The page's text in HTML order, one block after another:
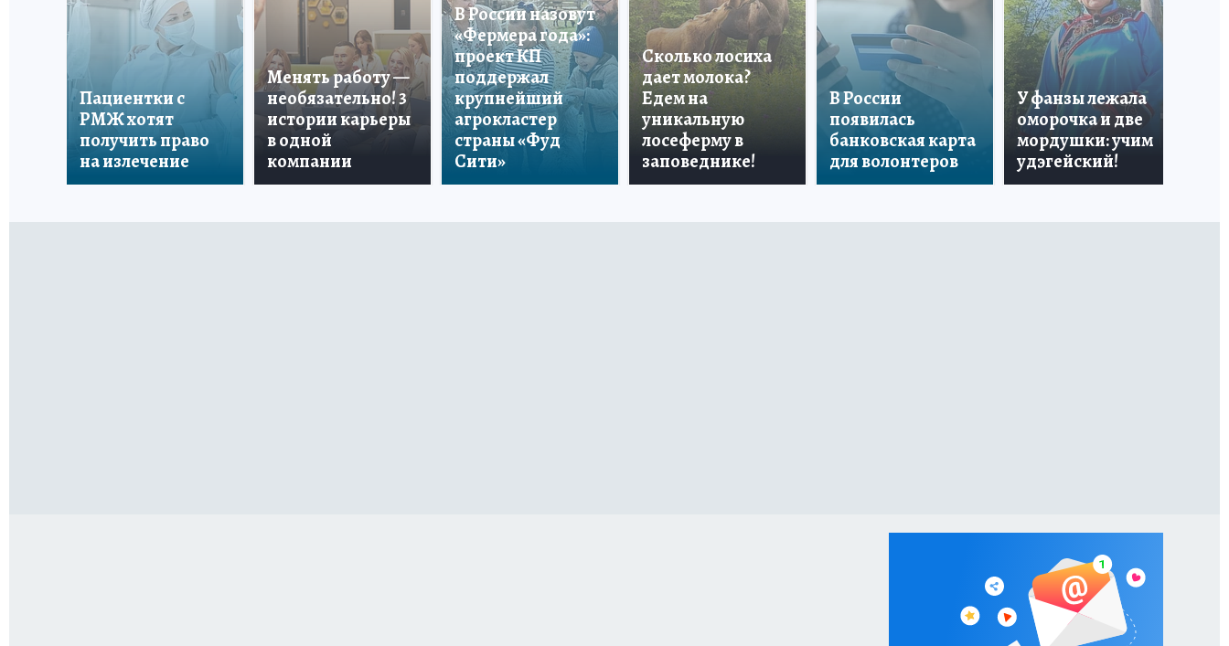
Пациентки с
РМЖ хотят
получить право
на излечение
Менять работу —
необязательно! 3
истории карьеры
в одной
компании
В России назовут
«Фермера года»:
проект КП
поддержал
крупнейший
агрокластер
страны «Фуд
Сити»
Сколько лосиха
дает молока?
Едем на
уникальную
лосеферму в
заповеднике!
В России
появилась
банковская карта
для волонтеров
У фанзы лежала
оморочка и две
мордушки: учим
удэгейский!